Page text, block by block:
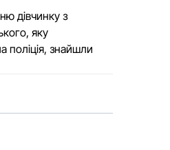
дівчинку з
яку
поліція, знайшли